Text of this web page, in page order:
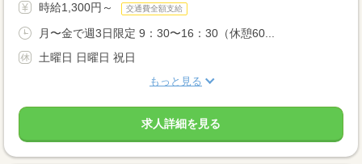
時給1,300円～ 交通費全額支給
月〜金で週3日限定 9：30〜16：30（休憩60...
土曜日 日曜日 祝日
もっと見る
求人詳細を見る